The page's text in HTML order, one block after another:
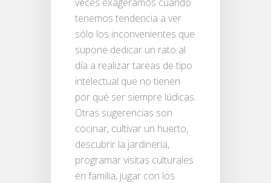
tenemos tendencia a ver
sólo los inconvenientes que
supone dedicar un rato al
día a realizar tareas de tipo
intelectual que no tienen
por qué ser siempre lúdicas.
Otras sugerencias son
cocinar, cultivar un huerto,
descubrir la jardinería,
programar visitas culturales
en familia, jugar con los